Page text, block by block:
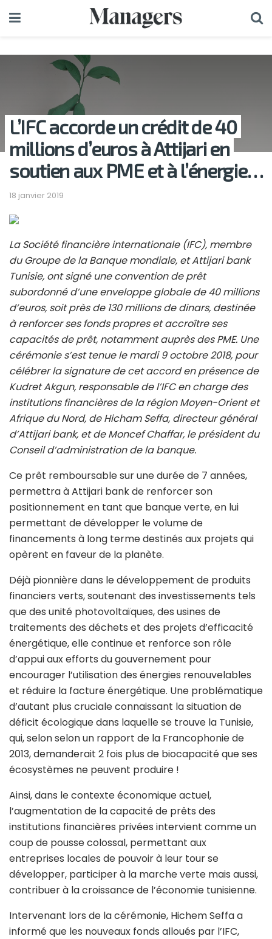
L’IFC accorde un crédit de 40
millions d’euros à Attijari en
soutien aux PME et à l’énergie…
18 janvier 2019
La Société financière internationale (IFC), membre
du Groupe de la Banque mondiale, et Attijari bank
Tunisie, ont signé une convention de prêt
subordonné d’une enveloppe globale de 40 millions
d’euros, soit près de 130 millions de dinars, destinée
à renforcer ses fonds propres et accroître ses
capacités de prêt, notamment auprès des PME. Une
cérémonie s’est tenue le mardi 9 octobre 2018, pour
célébrer la signature de cet accord en présence de
Kudret Akgun, responsable de l’IFC en charge des
institutions financières de la région Moyen-Orient et
Afrique du Nord, de Hicham Seffa, directeur général
d’Attijari bank, et de Moncef Chaffar, le président du
Conseil d’administration de la banque.
Ce prêt remboursable sur une durée de 7 années,
permettra à Attijari bank de renforcer son
positionnement en tant que banque verte, en lui
permettant de développer le volume de
financements à long terme destinés aux projets qui
opèrent en faveur de la planète.
Déjà pionnière dans le développement de produits
financiers verts, soutenant des investissements tels
que des unité photovoltaïques, des usines de
traitements des déchets et des projets d’efficacité
énergétique, elle continue et renforce son rôle
d’appui aux efforts du gouvernement pour
encourager l’utilisation des énergies renouvelables
et réduire la facture énergétique. Une problématique
d’autant plus cruciale connaissant la situation de
déficit écologique dans laquelle se trouve la Tunisie,
qui, selon selon un rapport de la Francophonie de
2013, demanderait 2 fois plus de biocapacité que ses
écosystèmes ne peuvent produire !
Ainsi, dans le contexte économique actuel,
l’augmentation de la capacité de prêts des
institutions financières privées intervient comme un
coup de pousse colossal, permettant aux
entreprises locales de pouvoir à leur tour se
développer, participer à la marche verte mais aussi,
contribuer à la croissance de l’économie tunisienne.
Intervenant lors de la cérémonie, Hichem Seffa a
informé que les nouveaux fonds alloués par l’IFC,